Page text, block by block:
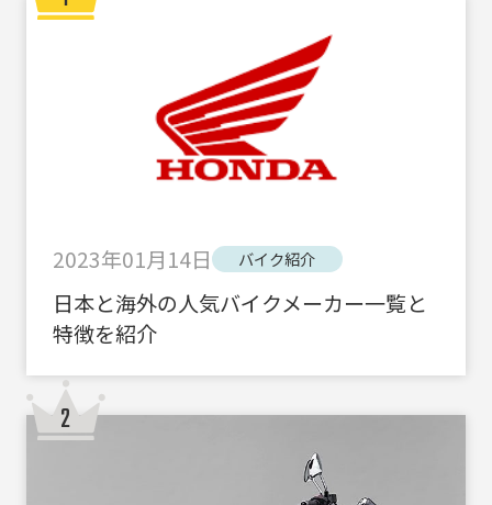
2023年01月14日 バイク紹介
日本と海外の人気バイクメーカー一覧と
特徴を紹介